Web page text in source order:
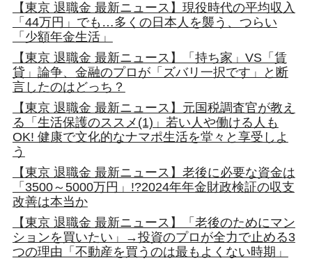
【東京 退職金 最新ニュース】現役時代の平均収入
「44万円」でも…多くの日本人を襲う、つらい
「少額年金生活」
【東京 退職金 最新ニュース】「持ち家」VS「賃
貸」論争、金融のプロが「ズバリ一択です」と断
言したのはどっち？
【東京 退職金 最新ニュース】元国税調査官が教え
る「生活保護のススメ(1)」若い人や働ける人も
OK! 健康で文化的なナマポ生活を堂々と享受しよ
う
【東京 退職金 最新ニュース】老後に必要な資金は
「3500～5000万円」!?2024年年金財政検証の収支
改善は本当か
【東京 退職金 最新ニュース】「老後のためにマン
ションを買いたい」→投資のプロが全力で止める3
つの理由「不動産を買うのは最もよくない時期」